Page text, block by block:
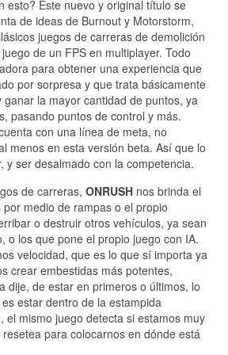
esto? Este nuevo y original título se
de ideas de Burnout y Motorstorm,
juegos de carreras de demolición
de un FPS en multiplayer. Todo
para obtener una experiencia que
por sorpresa y que trata básicamente
la mayor cantidad de puntos, ya
pasando puntos de control y más.
con una línea de meta, no
menos en esta versión beta. Así que lo
y ser desalmado con la competencia.
de carreras, ONRUSH nos brinda el
medio de rampas o el propio
o destruir otros vehículos, ya sean
o los que pone el propio juego con IA.
velocidad, que es lo que sí importa ya
crear embestidas más potentes,
dije, de estar en primeros o últimos, lo
estar dentro de la estampida
el mismo juego detecta si estamos muy
para colocarnos en dónde está